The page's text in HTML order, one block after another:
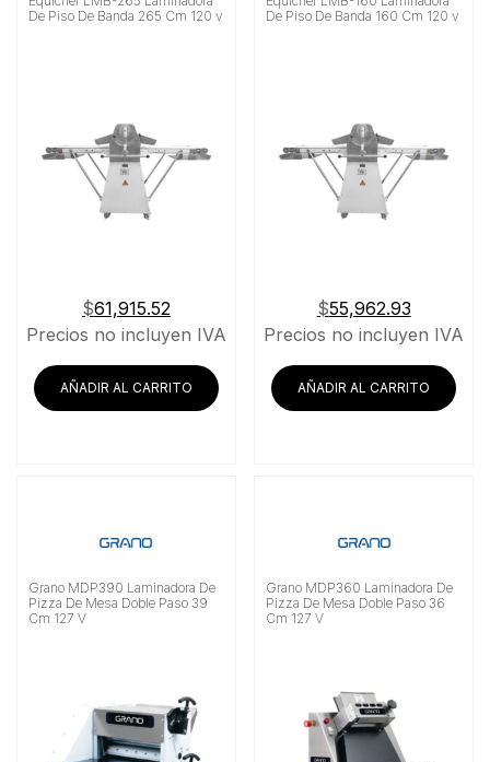
De Piso De Banda 265 Cm 120 v
$61,915.52
Precios no incluyen IVA
AÑADIR AL CARRITO
De Piso De Banda 160 Cm 120 v
$55,962.93
Precios no incluyen IVA
AÑADIR AL CARRITO
Grano MDP390 Laminadora De
Pizza De Mesa Doble Paso 39
Cm 127 V
Grano MDP360 Laminadora De
Pizza De Mesa Doble Paso 36
Cm 127 V